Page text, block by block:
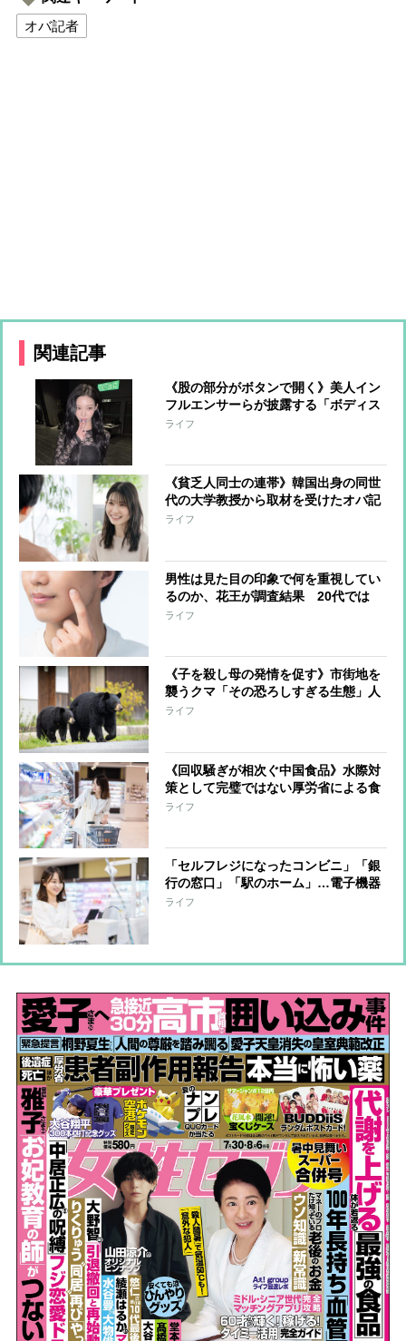
オバ記者
関連記事
《股の部分がボタンで開く》美人イン
フルエンサーらが披露する「ボディス
ーツ」が体型論争に「今夏日本でも流
ライフ
《貧乏人同士の連帯》韓国出身の同世
代の大学教授から取材を受けたオバ記
者の共感と驚き 「私、貧乏人の子な
ライフ
男性は見た目の印象で何を重視してい
るのか、花王が調査結果 20代では
「肌」が異性から褒められたい要素1
ライフ
《子を殺し母の発情を促す》市街地を
襲うクマ「その恐ろしすぎる生態」人
里に出没した個体は「必ず捕殺しなけ
ライフ
《回収騒ぎが相次ぐ中国食品》水際対
策として完璧ではない厚労省による食
品検疫、違反が発覚した時点で“手遅
ライフ
「セルフレジになったコンビニ」「銀
行の窓口」「駅のホーム」…電子機器
に任せて“生身の人間がいなくなって
ライフ